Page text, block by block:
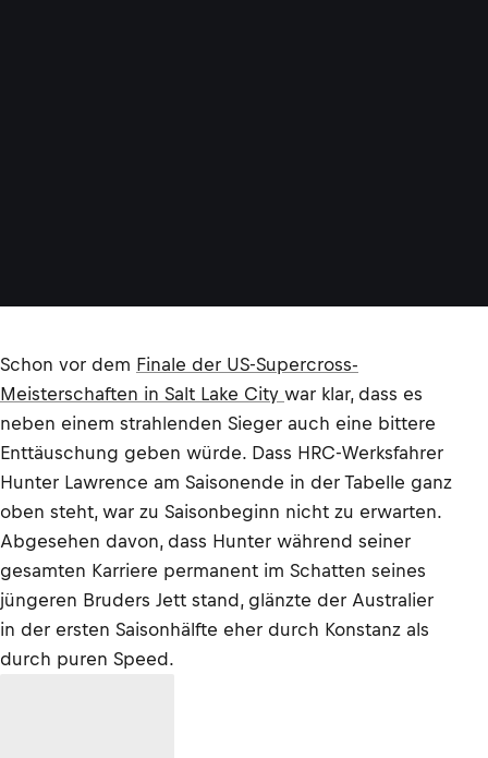
Schon vor dem Finale der US-Supercross-
Meisterschaften in Salt Lake City war klar, dass es
neben einem strahlenden Sieger auch eine bittere
Enttäuschung geben würde. Dass HRC-Werksfahrer
Hunter Lawrence am Saisonende in der Tabelle ganz
oben steht, war zu Saisonbeginn nicht zu erwarten.
Abgesehen davon, dass Hunter während seiner
gesamten Karriere permanent im Schatten seines
jüngeren Bruders Jett stand, glänzte der Australier
in der ersten Saisonhälfte eher durch Konstanz als
durch puren Speed.